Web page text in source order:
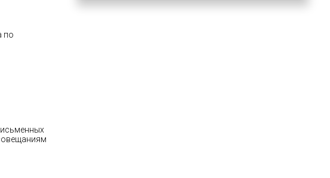
по